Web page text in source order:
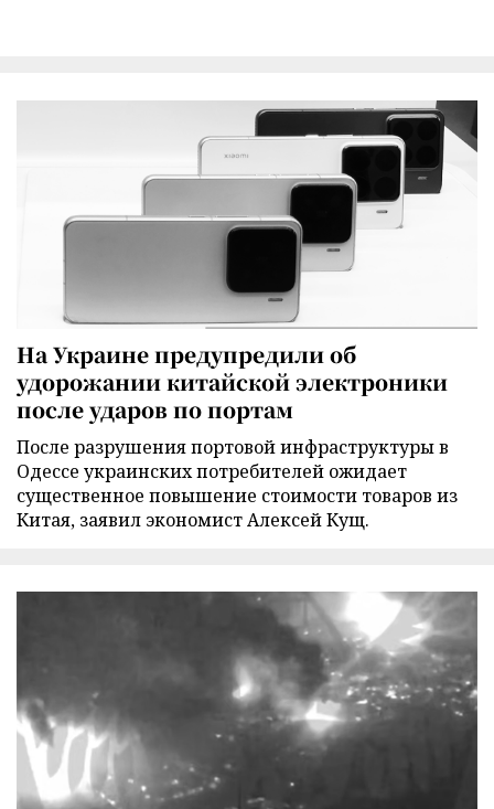
На Украине предупредили об
удорожании китайской электроники
после ударов по портам
После разрушения портовой инфраструктуры в
Одессе украинских потребителей ожидает
существенное повышение стоимости товаров из
Китая, заявил экономист Алексей Кущ.